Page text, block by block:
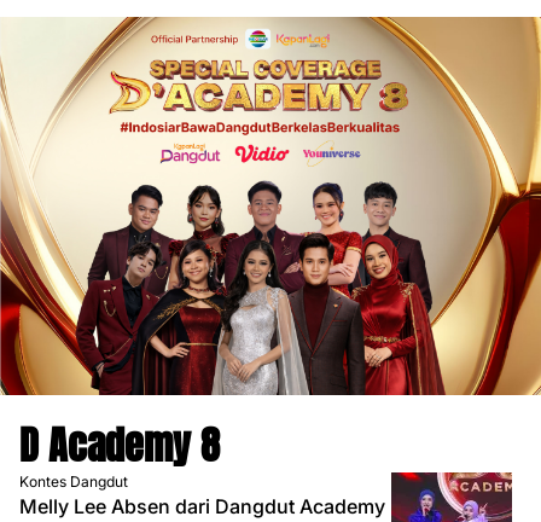
D Academy 8
Kontes Dangdut
Melly Lee Absen dari Dangdut Academy